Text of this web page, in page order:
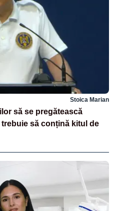
Stoica Marian
să se pregătească
să conțină kitul de